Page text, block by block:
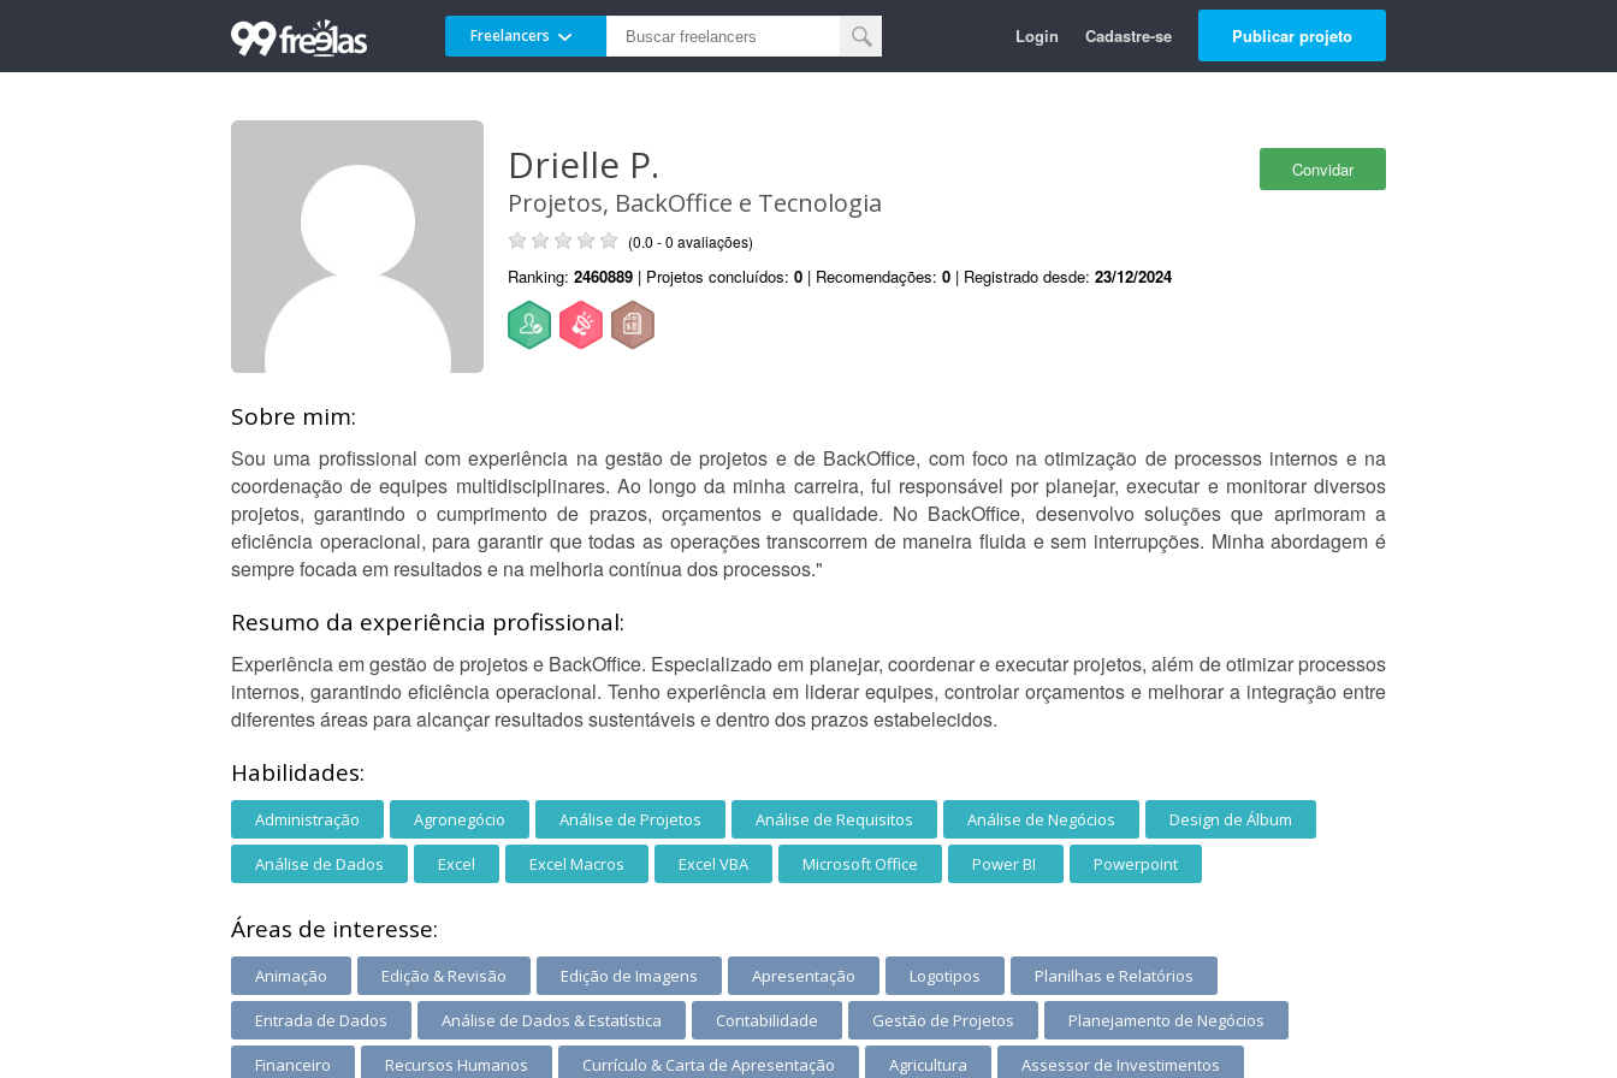
Freelancers Login Cadastre-se Publicar projeto
Convidar
Drielle P.
Projetos, BackOffice e Tecnologia
(0.0 - 0 avaliações)
Ranking: 2460889 | Projetos concluídos: 0 | Recomendações: 0 | Registrado desde: 23/12/2024
Sobre mim:
Sou uma profissional com experiência na gestão de projetos e de BackOffice, com foco na otimização de processos internos e na
coordenação de equipes multidisciplinares. Ao longo da minha carreira, fui responsável por planejar, executar e monitorar diversos
projetos, garantindo o cumprimento de prazos, orçamentos e qualidade. No BackOffice, desenvolvo soluções que aprimoram a
eficiência operacional, para garantir que todas as operações transcorrem de maneira fluida e sem interrupções. Minha abordagem é
sempre focada em resultados e na melhoria contínua dos processos."
Resumo da experiência profissional:
Experiência em gestão de projetos e BackOffice. Especializado em planejar, coordenar e executar projetos, além de otimizar processos
internos, garantindo eficiência operacional. Tenho experiência em liderar equipes, controlar orçamentos e melhorar a integração entre
diferentes áreas para alcançar resultados sustentáveis e dentro dos prazos estabelecidos.
Habilidades:
Administração Agronegócio Análise de Projetos Análise de Requisitos Análise de Negócios Design de Álbum
Análise de Dados Excel Excel Macros Excel VBA Microsoft Office Power BI Powerpoint
Áreas de interesse:
Animação Edição & Revisão Edição de Imagens Apresentação Logotipos Planilhas e Relatórios
Entrada de Dados Análise de Dados & Estatística Contabilidade Gestão de Projetos Planejamento de Negócios
Financeiro Recursos Humanos Currículo & Carta de Apresentação Agricultura Assessor de Investimentos